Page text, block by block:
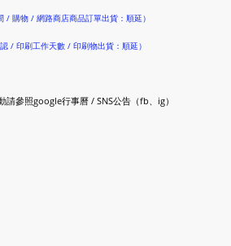
/ 購物 / 網路商店商品訂單出貨：順延）
認 / 印刷工作天數 / 印刷物出貨：順延）
參照google行事曆 / SNS公告（fb、ig）